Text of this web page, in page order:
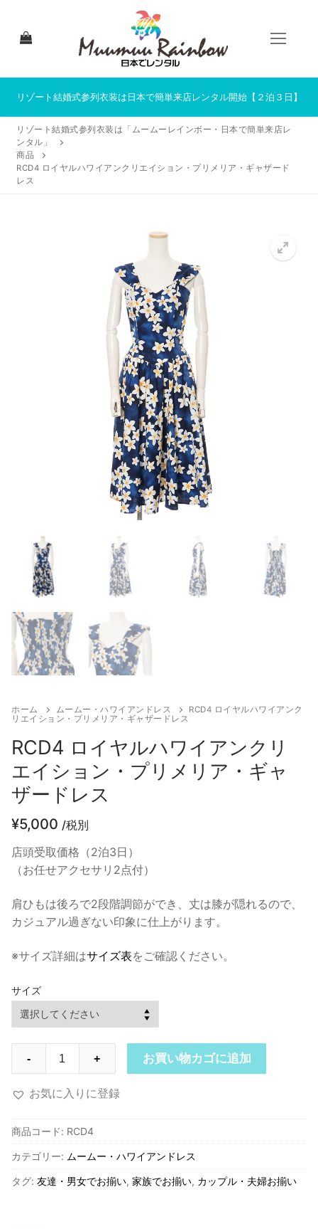
ツ
ス
リゾート結婚式参列衣装は日本で簡単来店レンタル開始【２泊３日】
HOME
来店レンタルについて
来店レンタル商品一覧
お客様の声
アクセス
お問い合わせ
宅配レンタル
リゾート結婚式参列衣装は「ムームーレインボー・日本で簡単来店レ
ンタル」
商品
RCD4 ロイヤルハワイアンクリエイション・プリメリア・ギャザード
レス
ホーム ムームー・ハワイアンドレス
RCD4 ロイヤルハワイアンク
リエイション・プリメリア・ギャザードレス
RCD4 ロイヤルハワイアンクリ
エイション・プリメリア・ギャ
ザードレス
¥5,000 /税別
店頭受取価格（2泊3日）
（お任せアクセサリ2点付）
肩ひもは後ろで2段階調節ができ、丈は膝が隠れるので、
カジュアル過ぎない印象に仕上がります。
※サイズ詳細はサイズ表をご確認ください。
サイズ
ヤ
ハ
ワ
イ
- + お買い物カゴに追加
お気に入りに登録
商品コード: RCD4
カテゴリー: ムームー・ハワイアンドレス
タグ: 友達・男女でお揃い, 家族でお揃い, カップル・夫婦お揃い